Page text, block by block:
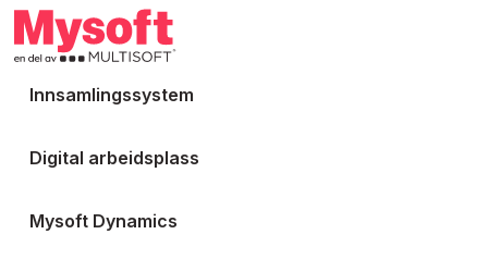
Innsamlingssystem
Digital arbeidsplass
Mysoft Dynamics